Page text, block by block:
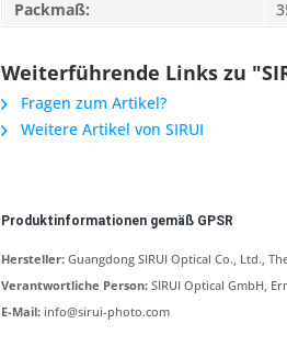
Packmaß:
Weiterführende Links zu
Fragen zum Artikel?
Weitere Artikel von SIRUI
Produktinformationen gemäß GPSR
Hersteller: Guangdong SIRUI Optical Co., Ltd.,
Verantwortliche Person: SIRUI Optical GmbH,
E-Mail: info@sirui-photo.com